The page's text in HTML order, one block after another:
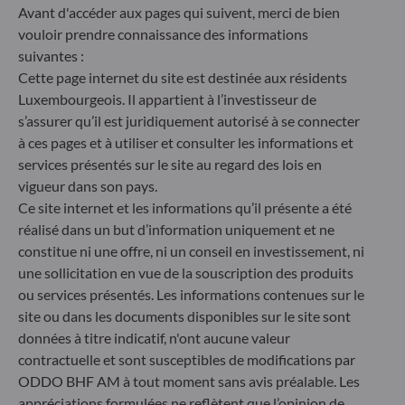
d’informations en matière de durabilité dans le
secteur des services financiers (SFDR) est un
ensemble de règles européennes visant à rendre le
comparable et davantage compréhensible par les
investisseurs finaux. Article 6 : L'équipe de gestion
ne prend pas en compte les risques de durabilité ou
les effets négatifs des décisions d'investissement
sur les facteurs de durabilité dans le processus de
décision d'investissement. Article 8 : L'équipe de
gestion traite les risques de durabilité en intégrant
des critères ESG (Environnement et/ou Social et/ou
Gouvernance) dans son processus de décision
d'investissement. Article 9 : L'équipe de gestion suit
un objectif d'investissement durable strict qui
contribue de manière significative aux défis de la
transition écologique, et traite les risques de
durabilité par le biais de notations fournies par le
fournisseur externe de données ESG de la société
Avant d'accéder aux pages qui suivent, merci de bien
vouloir prendre connaissance des informations
suivantes :
Cette page internet du site est destinée aux résidents
Luxembourgeois. Il appartient à l’investisseur de
s’assurer qu’il est juridiquement autorisé à se connecter
à ces pages et à utiliser et consulter les informations et
services présentés sur le site au regard des lois en
vigueur dans son pays.
Ce site internet et les informations qu’il présente a été
réalisé dans un but d’information uniquement et ne
constitue ni une offre, ni un conseil en investissement, ni
une sollicitation en vue de la souscription des produits
ou services présentés. Les informations contenues sur le
site ou dans les documents disponibles sur le site sont
données à titre indicatif, n'ont aucune valeur
contractuelle et sont susceptibles de modifications par
ODDO BHF AM à tout moment sans avis préalable. Les